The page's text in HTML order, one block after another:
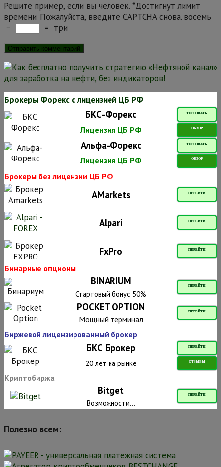
Решите пример, если вы человек. *Достигнут лимит
времени. Пожалуйста, введите CAPTCHA снова. восемь
−
= три
Брокеры Форекс с лицензией ЦБ РФ
БКС-Форекс ТОРГОВАТЬ
Лицензия ЦБ РФ ОБЗОР
Альфа-Форекс ТОРГОВАТЬ
Лицензия ЦБ РФ ОБЗОР
Брокеры без лицензии ЦБ РФ
AMarkets ПЕРЕЙТИ
Alpari ПЕРЕЙТИ
FxPro ПЕРЕЙТИ
Бинарные опционы
BINARIUM ПЕРЕЙТИ
Стартовый бонус 50%
POCKET OPTION ПЕРЕЙТИ
Мощный терминал
Биржевой лицензированный брокер
БКС Брокер ПЕРЕЙТИ
20 лет на рынке ОТЗЫВЫ
Криптобиржа
Bitget ПЕРЕЙТИ
Возможности...
Полезно всем: